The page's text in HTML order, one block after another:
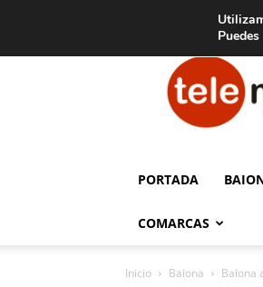
Aviso legal
PORTADA
COMARCAS
Inicio Baiona Baiona